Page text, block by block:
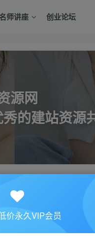
名师讲座 创业论坛
源网
的建站资源
价永久VIP会员